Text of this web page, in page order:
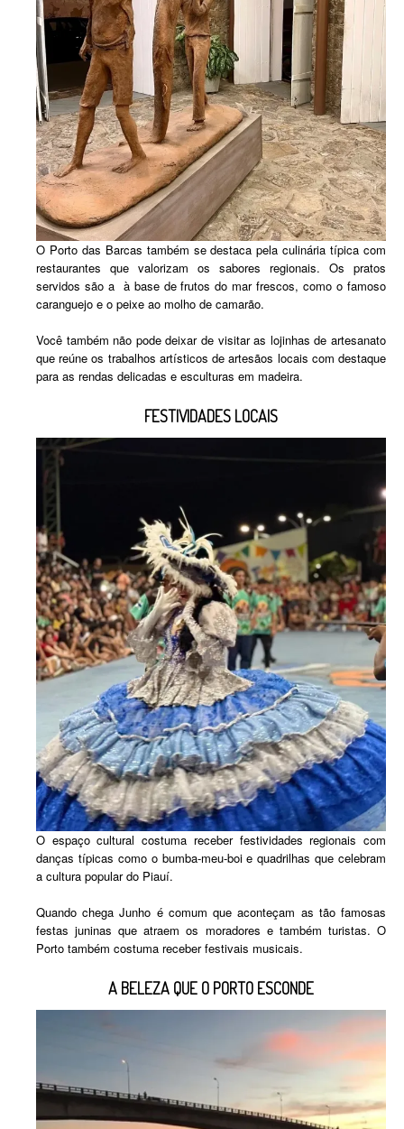
O Porto das Barcas também se destaca pela culinária típica com
restaurantes que valorizam os sabores regionais. Os pratos
servidos são a à base de frutos do mar frescos, como o famoso
caranguejo e o peixe ao molho de camarão.
Você também não pode deixar de visitar as lojinhas de artesanato
que reúne os trabalhos artísticos de artesãos locais com destaque
para as rendas delicadas e esculturas em madeira.
FESTIVIDADES LOCAIS
O espaço cultural costuma receber festividades regionais com
danças típicas como o bumba-meu-boi e quadrilhas que celebram
a cultura popular do Piauí.
Quando chega Junho é comum que aconteçam as tão famosas
festas juninas que atraem os moradores e também turistas. O
Porto também costuma receber festivais musicais.
A BELEZA QUE O PORTO ESCONDE